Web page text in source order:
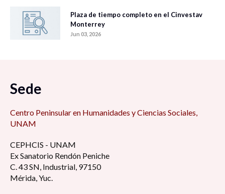
Plaza de tiempo completo en el Cinvestav
Monterrey
Jun 03, 2026
Sede
Centro Peninsular en Humanidades y Ciencias Sociales,
UNAM
CEPHCIS - UNAM
Ex Sanatorio Rendón Peniche
C. 43 SN, Industrial, 97150
Mérida, Yuc.